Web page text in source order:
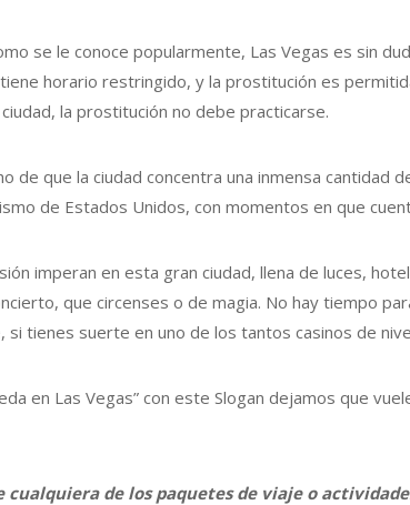
se le conoce popularmente, Las Vegas es sin
horario restringido, y la prostitución es
la prostitución no debe practicarse.
de que la ciudad concentra una inmensa cantidad
de Estados Unidos, con momentos en que
imperan en esta gran ciudad, llena de luces,
que circenses o de magia. No hay tiempo
si tienes suerte en uno de los tantos casinos de
en Las Vegas” con este Slogan dejamos que
de los paquetes de viaje o